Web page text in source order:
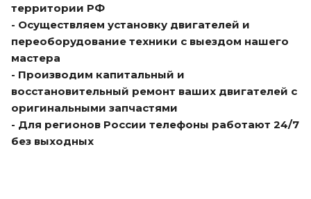
территории РФ
- Осуществляем установку двигателей и
переоборудование техники с выездом нашего
мастера
- Производим капитальный и
восстановительный ремонт ваших двигателей с
оригинальными запчастями
- Для регионов России телефоны работают 24/7
без выходных